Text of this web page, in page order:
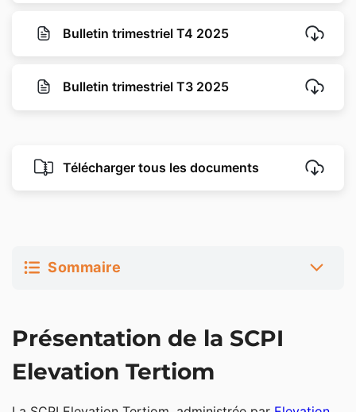
Bulletin trimestriel T4 2025
Bulletin trimestriel T3 2025
Télécharger tous les documents
Sommaire
Stratégie d’investissement de Elevation Tertiom
Présentation de la SCPI
Elevation Tertiom